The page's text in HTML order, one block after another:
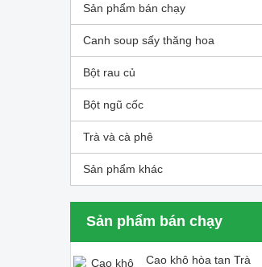
Sản phẩm bán chạy
Canh soup sấy thăng hoa
Bột rau củ
Bột ngũ cốc
Trà và cà phê
Sản phẩm khác
Sản phẩm bán chạy
Cao khô hòa tan Trà